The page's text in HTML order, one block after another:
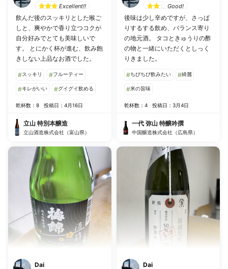
Excellent!!
飲んだ後のスッキリとした喉ご
しと、爽やかで香り立つコクが
自分好みでとても美味しいで
す。 とにかく杯が進む、飲み飽
きしない上品なお酒でした。
#スッキリ #フルーティー
#キレがいい #グイグイ飲める
乾杯数：8 投稿日：4月16日
立山 特別本醸造
立山酒造株式会社（富山県）
Dai
Good!
後味は少し辛めですが、さっぱ
りするする飲め、バランス寄り
の地元酒。 タコときゅうりの酢
の物と一緒にいただくとしっく
りきました。
#ちびちび飲みたい #綺麗
#米の旨味
乾杯数：4 投稿日：3月4日
一代 弥山 特醸吟撰
中国醸造株式会社（広島県）
Dai